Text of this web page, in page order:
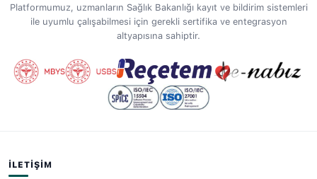
Platformumuz, uzmanların Sağlık Bakanlığı kayıt ve bildirim sistemleri
ile uyumlu çalışabilmesi için gerekli sertifika ve entegrasyon
altyapısına sahiptir.
İLETIŞIM